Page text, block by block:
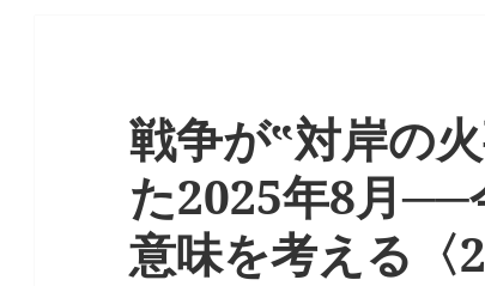
戦争が‟対岸の
た2025年8月──
意味を考える〈2